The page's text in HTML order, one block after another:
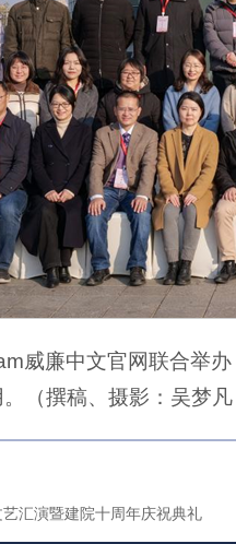
威廉中文官网联合举
（撰稿、摄影：吴梦凡
汇演暨建院十周年庆祝典礼